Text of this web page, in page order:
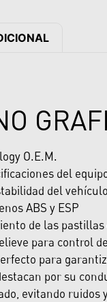
O.E.M.
del
del
ABS y ESP
de las pastillas
para control
para
por su
evitando ruidos